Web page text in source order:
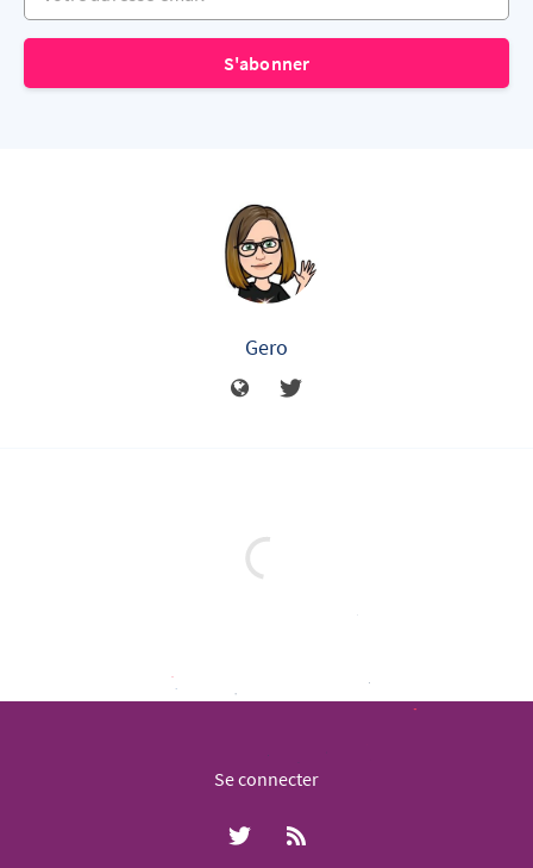
S'abonner
Gero
Se connecter